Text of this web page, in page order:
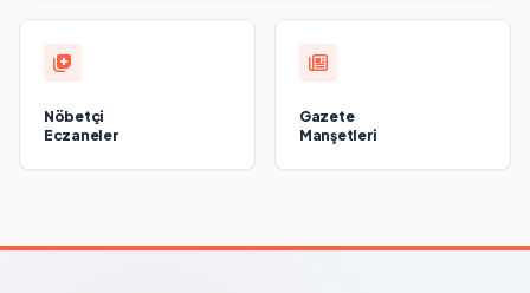
Nöbetçi
Eczaneler
Gazete
Manşetleri